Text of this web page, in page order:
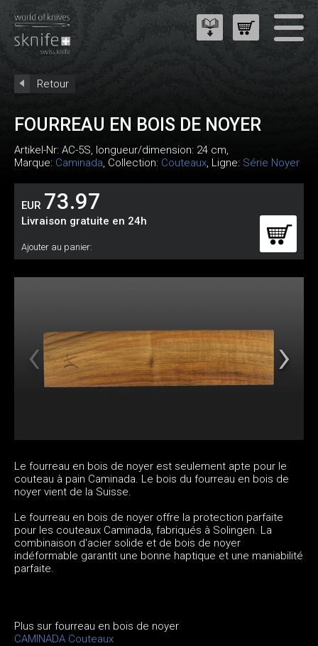
Retour
FOURREAU EN BOIS DE NOYER
Artikel-Nr: AC-5S, longueur/dimension: 24 cm,
Marque: Caminada, Collection: Couteaux, Ligne: Série Noyer
EUR 73.97
Livraison gratuite en 24h
Ajouter au panier:
Le fourreau en bois de noyer est seulement apte pour le
couteau à pain Caminada. Le bois du fourreau en bois de
noyer vient de la Suisse.
Le fourreau en bois de noyer offre la protection parfaite
pour les couteaux Caminada, fabriqués à Solingen. La
combinaison d'acier solide et de bois de noyer
indéformable garantit une bonne haptique et une maniabilité
parfaite.
Plus sur fourreau en bois de noyer
CAMINADA Couteaux